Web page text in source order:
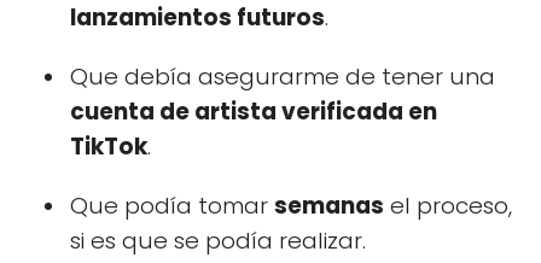
lanzamientos futuros.
Que debía asegurarme de tener una
cuenta de artista verificada en
TikTok.
Que podía tomarsemanas el proceso,
si es que se podía realizar.